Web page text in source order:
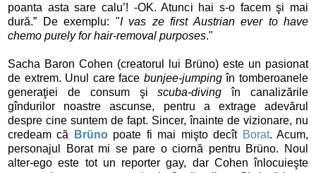
poanta asta sare calu’! -OK. Atunci hai s-o facem şi mai
dură.” De exemplu: "I vas ze first Austrian ever to have
chemo purely for hair-removal purposes."
Sacha Baron Cohen (creatorul lui Brüno) este un pasionat
de extrem. Unul care face bunjee-jumpingîn tomberoanele
generaţiei de consum şiscuba-diving în canalizările
gîndurilor noastre ascunse, pentru a extrage adevărul
despre cine suntem de fapt. Sincer, înainte de vizionare, nu
credeam că
Brünopoate fi mai mişto decît Borat. Acum,
personajul Borat mi se pare o ciornă pentru Brüno. Noul
alter-ego este tot un reporter gay, dar Cohen înlocuieşte